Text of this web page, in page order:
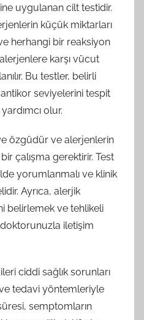
uygulanan cilt testidir.
küçük miktarları
herhangi bir reaksiyon
karşı vücut
Bu testler, belirli
seviyelerini tespit
olur.
özgüdür ve alerjenlerin
çalışma gerektirir. Test
yorumlanmalı ve klinik
Ayrıca, alerjik
belirlemek ve tehlikeli
iletişim
ciddi sağlık sorunları
tedavi yöntemleriyle
semptomların